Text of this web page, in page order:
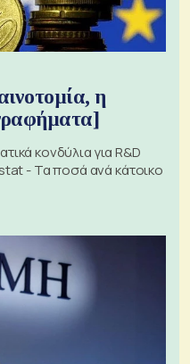
η
κονδύλια για R&D
- Τα ποσά ανά κάτοικο